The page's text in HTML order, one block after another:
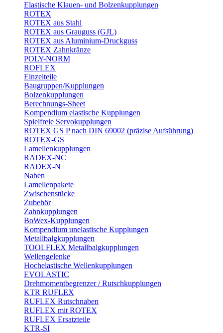
Elastische Klauen- und Bolzenkupplungen
ROTEX
ROTEX aus Stahl
ROTEX aus Grauguss (GJL)
ROTEX aus Aluminium-Druckguss
ROTEX Zahnkränze
POLY-NORM
ROFLEX
Einzelteile
Baugruppen/Kupplungen
Bolzenkupplungen
Berechnungs-Sheet
Kompendium elastische Kupplungen
Spielfreie Servokupplungen
ROTEX GS P nach DIN 69002 (präzise Aufsührung)
ROTEX-GS
Lamellenkupplungen
RADEX-NC
RADEX-N
Naben
Lamellenpakete
Zwischenstücke
Zubehör
Zahnkupplungen
BoWex-Kupplungen
Kompendium unelastische Kupplungen
Metallbalgkupplungen
TOOLFLEX Metallbalgkupplungen
Wellengelenke
Hochelastische Wellenkupplungen
EVOLASTIC
Drehmomentbegrenzer / Rutschkupplungen
KTR RUFLEX
RUFLEX Rutschnaben
RUFLEX mit ROTEX
RUFLEX Ersatzteile
KTR-SI